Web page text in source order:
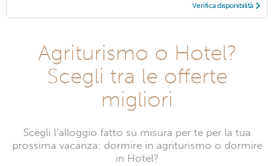
Verifica disponibilità
Agriturismo o Hotel?
Scegli tra le offerte
migliori
Scegli l’alloggio fatto su misura per te per la tua
prossima vacanza: dormire in agriturismo o dormire
in Hotel?